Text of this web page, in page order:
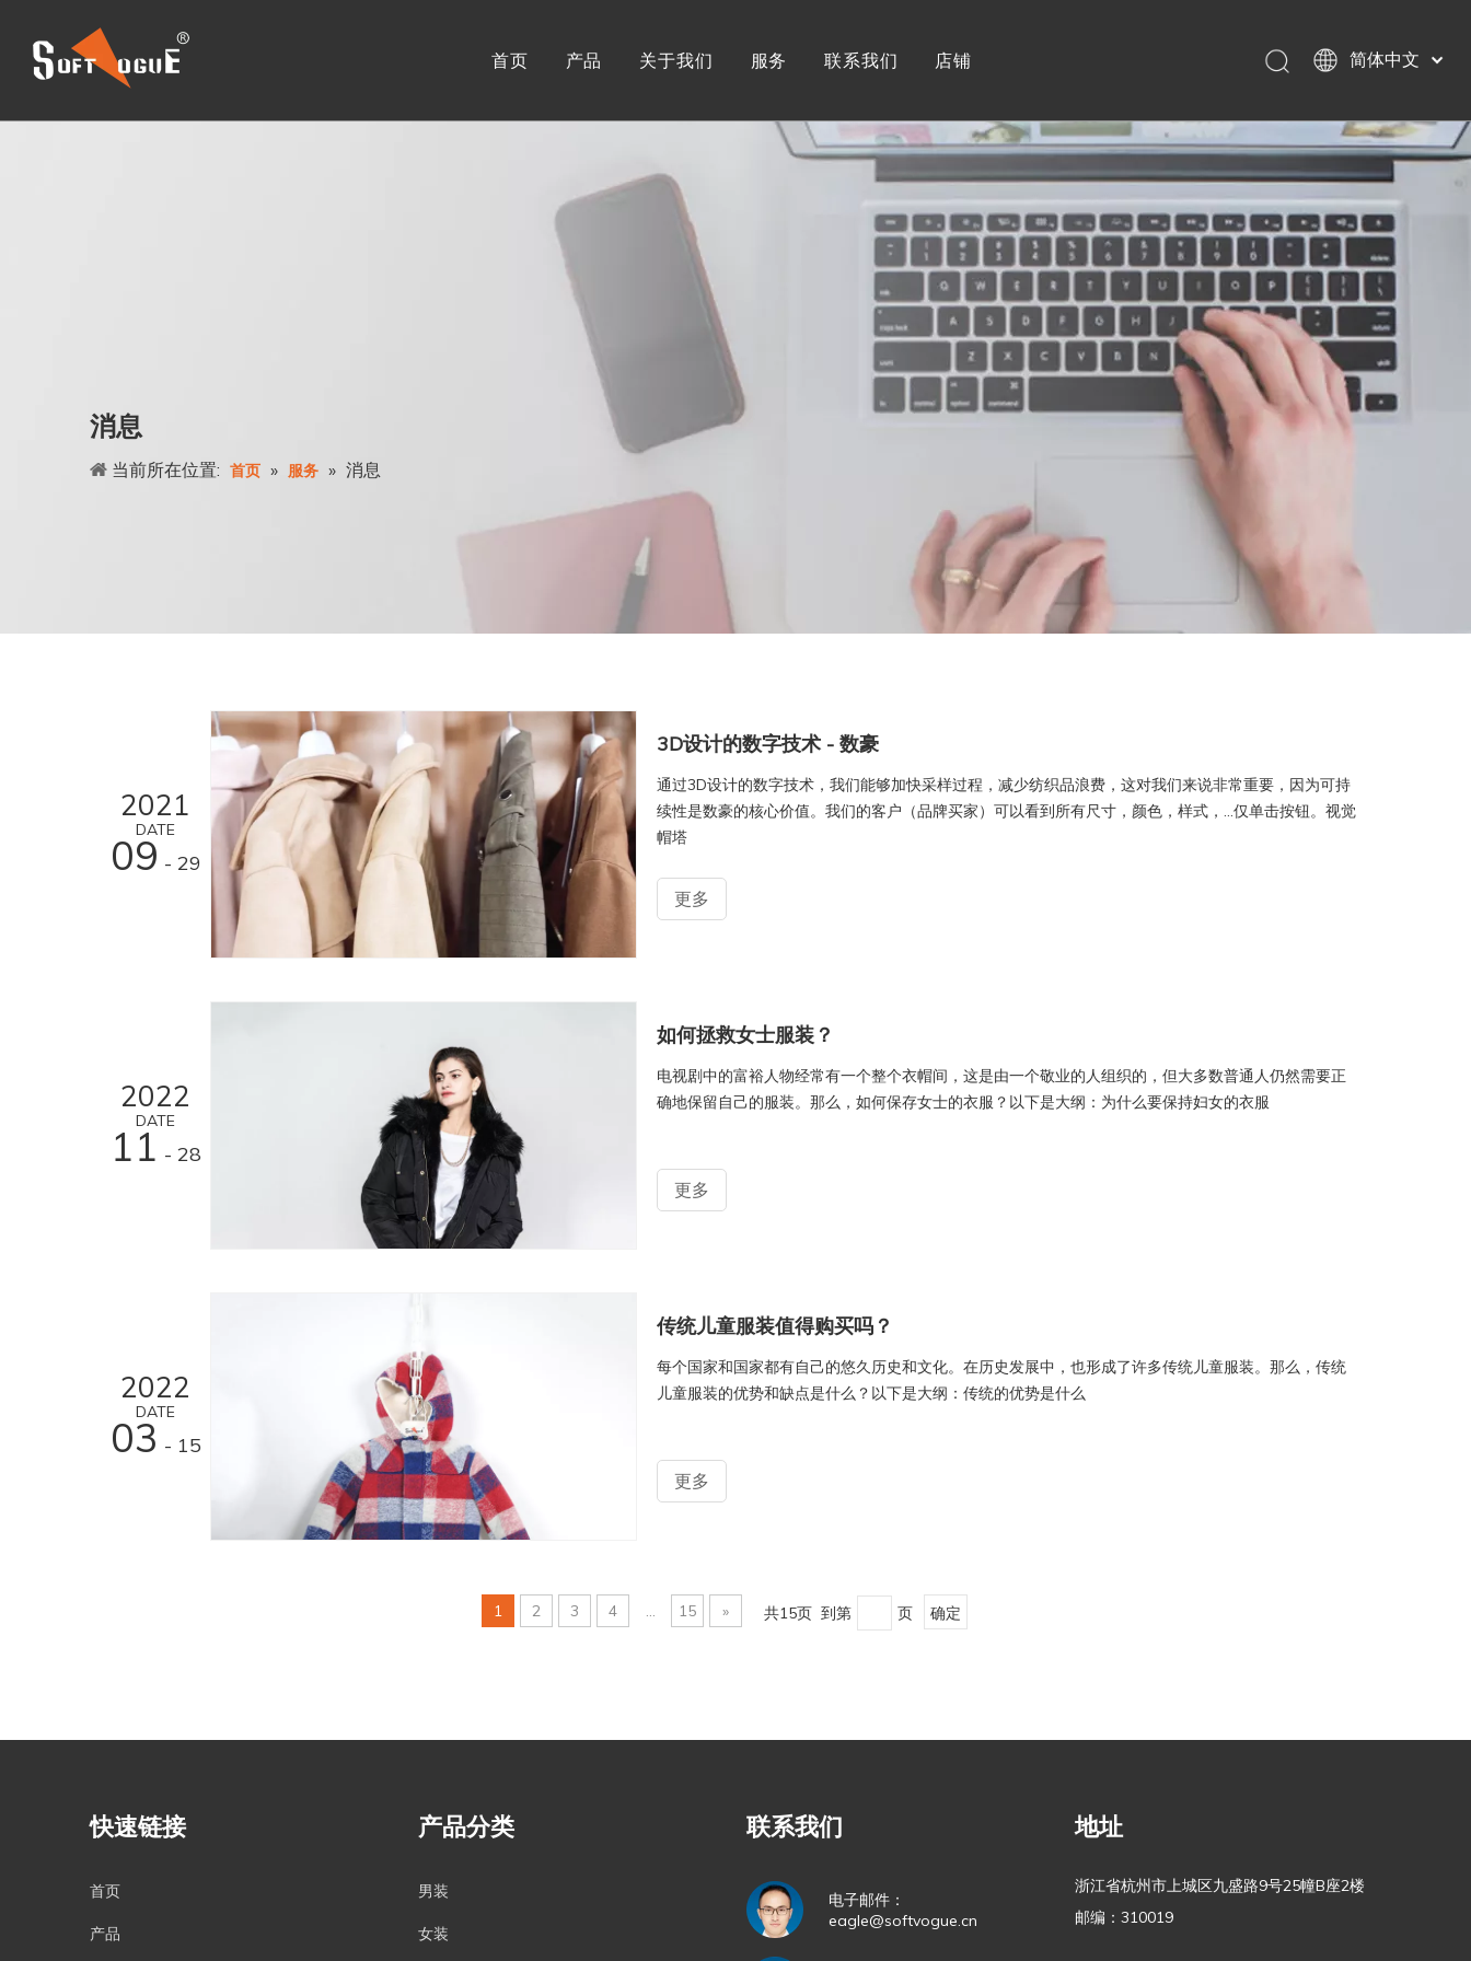
首页 产品
仿皮
人造毛
纺织面料
服饰
真皮
人造毛
纺织面料
服饰
关于我们
可持续时尚
品牌故事
我们的市场
全球合作伙伴
服务
工作流程
联系我们 店铺
简体中文
Français
Pусский
Español
Português
Deutsch
日本語
Nederlands
Polski
עִברִית
消息
当前所在位置: 首页 » 服务 » 消息
2021
DATE
09 - 29
3D设计的数字技术 - 数豪
通过3D设计的数字技术，我们能够加快采样过程，减少纺织品浪费，这对我们来说非常重要，因为可持
续性是数豪的核心价值。我们的客户（品牌买家）可以看到所有尺寸，颜色，样式，...仅单击按钮。视觉
帽塔
更多
2022
DATE
11 - 28
如何拯救女士服装？
电视剧中的富裕人物经常有一个整个衣帽间，这是由一个敬业的人组织的，但大多数普通人仍然需要正
确地保留自己的服装。那么，如何保存女士的衣服？以下是大纲：为什么要保持妇女的衣服
更多
2022
DATE
03 - 15
传统儿童服装值得购买吗？
每个国家和国家都有自己的悠久历史和文化。在历史发展中，也形成了许多传统儿童服装。那么，传统
儿童服装的优势和缺点是什么？以下是大纲：传统的优势是什么
更多
1 2 3 4 ... 15 » 共15页 到第 页 确定
快速链接
首页
产品
产品分类
男装
女装
联系我们
电子邮件：
eagle@softvogue.cn
地址
浙江省杭州市上城区九盛路9号25幢B座2楼
邮编：310019